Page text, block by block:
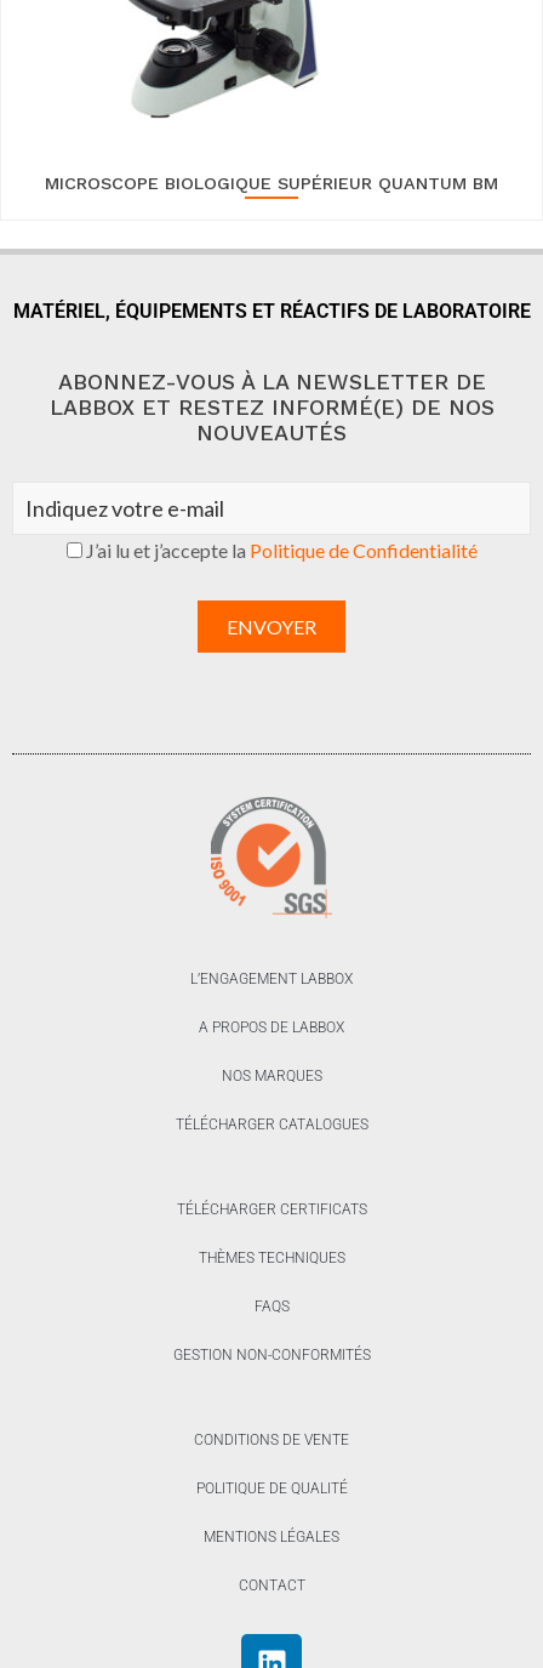
MICROSCOPE BIOLOGIQUE SUPÉRIEUR QUANTUM BM
MATÉRIEL, ÉQUIPEMENTS ET RÉACTIFS DE LABORATOIRE
ABONNEZ-VOUS À LA NEWSLETTER DE
LABBOX ET RESTEZ INFORMÉ(E) DE NOS
NOUVEAUTÉS
J’ai lu et j’accepte la Politique de Confidentialité
L’ENGAGEMENT LABBOX
A PROPOS DE LABBOX
NOS MARQUES
TÉLÉCHARGER CATALOGUES
TÉLÉCHARGER CERTIFICATS
THÈMES TECHNIQUES
FAQS
GESTION NON-CONFORMITÉS
CONDITIONS DE VENTE
POLITIQUE DE QUALITÉ
MENTIONS LÉGALES
CONTACT